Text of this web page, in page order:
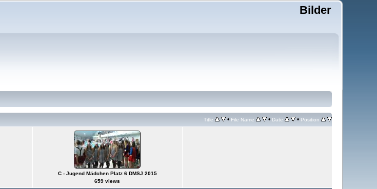
Bilder
Title • File Name • Date • Position
C - Jugend Mädchen Platz 6 DMSJ 2015
659 views